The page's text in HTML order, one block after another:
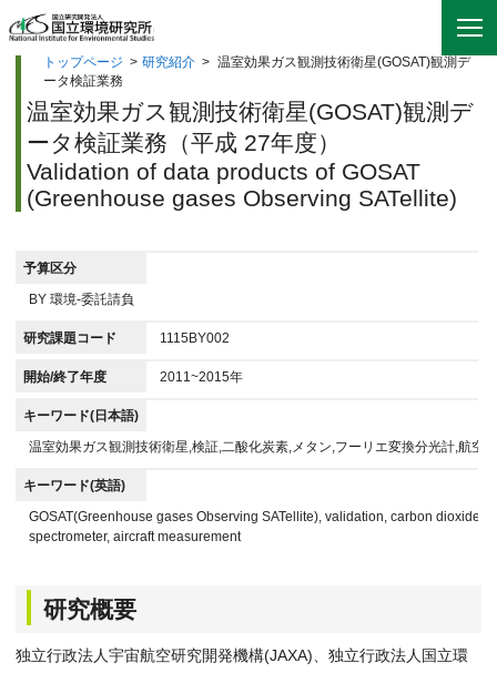
トップページ > 研究紹介 > 温室効果ガス観測技術衛星(GOSAT)観測デ
ータ検証業務
温室効果ガス観測技術衛星(GOSAT)観測デ
ータ検証業務（平成 27年度）
Validation of data products of GOSAT
(Greenhouse gases Observing SATellite)
予算区分
BY 環境-委託請負
研究課題コード 1115BY002
開始/終了年度 2011~2015年
キーワード(日本語)
温室効果ガス観測技術衛星,検証,二酸化炭素,メタン,フーリエ変換分光計,航空
キーワード(英語)
GOSAT(Greenhouse gases Observing SATellite), validation, carbon dioxide,
spectrometer, aircraft measurement
研究概要
独立行政法人宇宙航空研究開発機構(JAXA)、独立行政法人国立環